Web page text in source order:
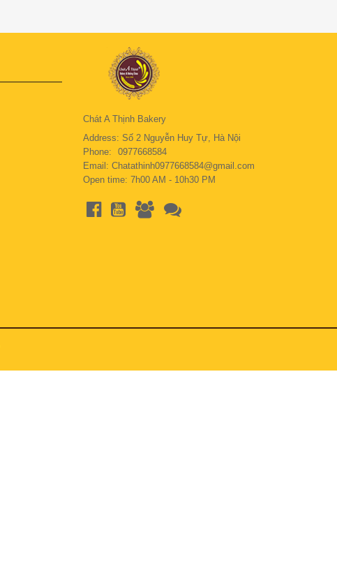
Chát A Thịnh Bakery
Address: Số 2 Nguyễn Huy Tự, Hà Nội
Phone:
0977668584
Email: Chatathinh0977668584@gmail.com
Open time: 7h00 AM - 10h30 PM